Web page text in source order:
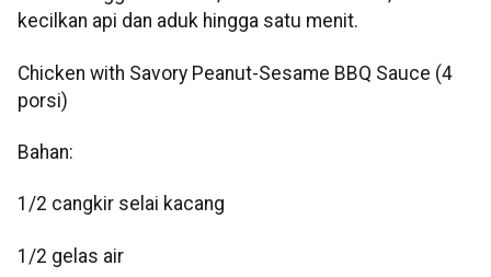
kecilkan api dan aduk hingga satu menit.
Chicken with Savory Peanut-Sesame BBQ Sauce (4
porsi)
Bahan:
1/2 cangkir selai kacang
1/2 gelas air